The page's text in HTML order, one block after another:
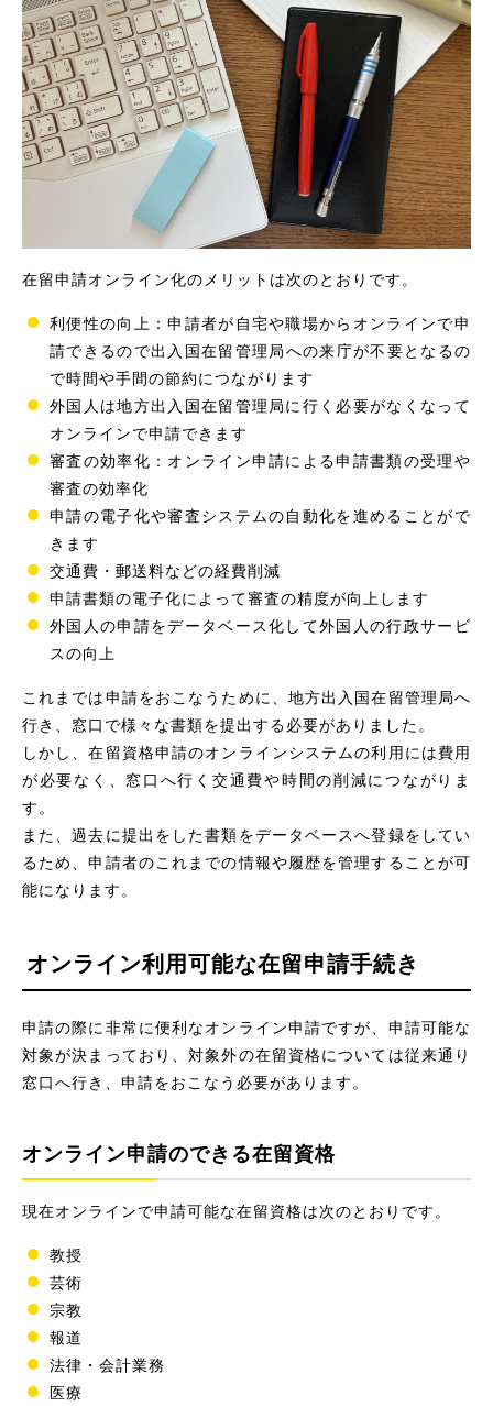
在留申請オンライン化のメリットは次のとおりです。
利便性の向上：申請者が自宅や職場からオンラインで申
請できるので出入国在留管理局への来庁が不要となるの
で時間や手間の節約につながります
外国人は地方出入国在留管理局に行く必要がなくなって
オンラインで申請できます
審査の効率化：オンライン申請による申請書類の受理や
審査の効率化
申請の電子化や審査システムの自動化を進めることがで
きます
交通費・郵送料などの経費削減
申請書類の電子化によって審査の精度が向上します
外国人の申請をデータベース化して外国人の行政サービ
スの向上
これまでは申請をおこなうために、地方出入国在留管理局へ
行き、窓口で様々な書類を提出する必要がありました。
しかし、在留資格申請のオンラインシステムの利用には費用
が必要なく、窓口へ行く交通費や時間の削減につながりま
す。
また、過去に提出をした書類をデータベースへ登録をしてい
るため、申請者のこれまでの情報や履歴を管理することが可
能になります。
オンライン利用可能な在留申請手続き
申請の際に非常に便利なオンライン申請ですが、申請可能な
対象が決まっており、対象外の在留資格については従来通り
窓口へ行き、申請をおこなう必要があります。
オンライン申請のできる在留資格
現在オンラインで申請可能な在留資格は次のとおりです。
教授
芸術
宗教
報道
法律・会計業務
医療